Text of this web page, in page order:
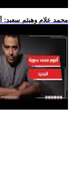
.. محمد علام وهيثم سعيد: